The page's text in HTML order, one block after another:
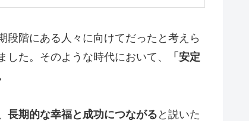
階にある人々に向けてだったと考えら
た。そのような時代において、
「安定
長期的な幸福と成功につながる と説いた